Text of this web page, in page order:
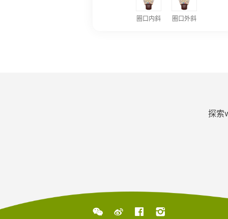
圈口内斜 圈口外斜
探索
   